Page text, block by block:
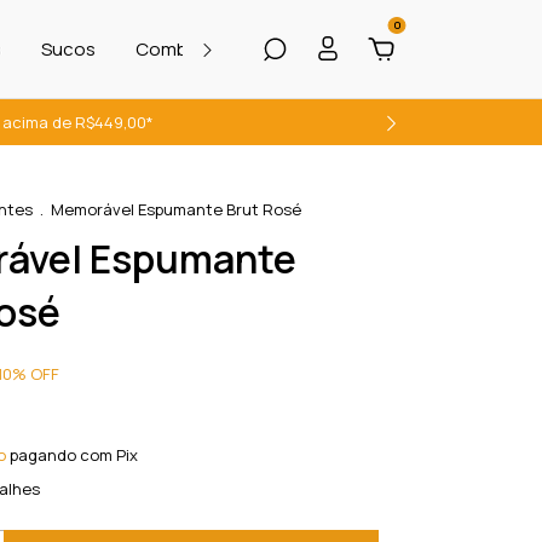
Sucos Combos com descontos exclusivos
0
acima de R$449,00*
. Memorável Espumante Brut Rosé
Espumante
% OFF
pagando com Pix